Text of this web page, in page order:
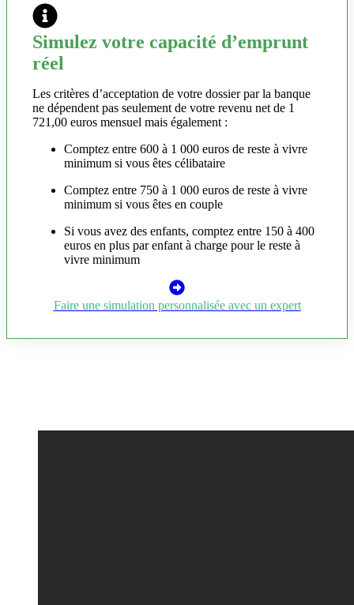
Simulez votre capacité d’emprunt
réel
Les critères d’acceptation de votre dossier par la banque
ne dépendent pas seulement de votre revenu net de 1
721,00 euros mensuel mais également :
Comptez entre 600 à 1 000 euros de reste à vivre
minimum si vous êtes célibataire
Comptez entre 750 à 1 000 euros de reste à vivre
minimum si vous êtes en couple
Si vous avez des enfants, comptez entre 150 à 400
euros en plus par enfant à charge pour le reste à
vivre minimum
Faire une simulation personnalisée avec un expert